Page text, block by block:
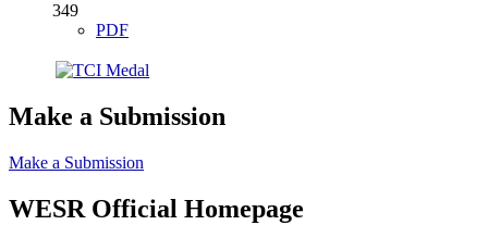
349
PDF
Make a Submission
Make a Submission
WESR Official Homepage